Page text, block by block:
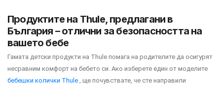
Продуктите на Thule, предлагани в
България – отлични за безопасността на
вашето бебе
Гамата детски продукти на Thule помага на родителите да осигурят
несравним комфорт на бебето си. Ако изберете един от моделите
бебешки колички Thule , ще почувствате, че сте направили